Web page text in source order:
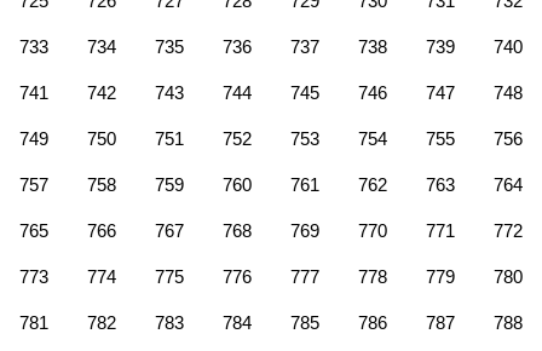
733 734 735 736 737 738 739 740
741 742 743 744 745 746 747 748
749 750 751 752 753 754 755 756
757 758 759 760 761 762 763 764
765 766 767 768 769 770 771 772
773 774 775 776 777 778 779 780
781 782 783 784 785 786 787 788